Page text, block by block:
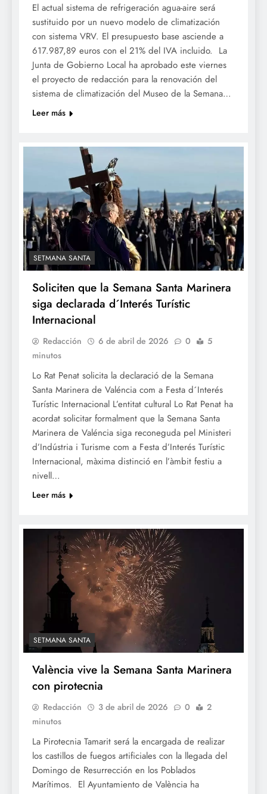
El actual sistema de refrigeración agua-aire será
sustituido por un nuevo modelo de climatización
con sistema VRV. El presupuesto base asciende a
617.987,89 euros con el 21% del IVA incluido. La
Junta de Gobierno Local ha aprobado este viernes
el proyecto de redacción para la renovación del
sistema de climatización del Museo de la Semana…
Leer más
SETMANA SANTA
Soliciten que la Semana Santa Marinera
siga declarada d´Interés Turístic
Internacional
Redacción 6 de abril de 2026 0
5
minutos
Lo Rat Penat solicita la declaració de la Semana
Santa Marinera de Valéncia com a Festa d´Interés
Turístic Internacional L’entitat cultural Lo Rat Penat ha
acordat solicitar formalment que la Semana Santa
Marinera de Valéncia siga reconeguda pel Ministeri
d’Indústria i Turisme com a Festa d’Interés Turístic
Internacional, màxima distinció en l’àmbit festiu a
nivell…
Leer más
SETMANA SANTA
València vive la Semana Santa Marinera
con pirotecnia
Redacción 3 de abril de 2026 0
2
minutos
La Pirotecnia Tamarit será la encargada de realizar
los castillos de fuegos artificiales con la llegada del
Domingo de Resurrección en los Poblados
Marítimos. El Ayuntamiento de València ha